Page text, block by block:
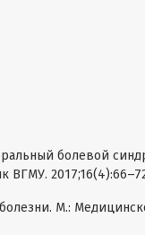
болевой
ВГМУ.
М.: